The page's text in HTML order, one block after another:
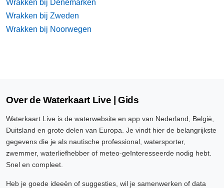
Wrakken bij Denemarken
Wrakken bij Zweden
Wrakken bij Noorwegen
Over de Waterkaart Live | Gids
Waterkaart Live is de waterwebsite en app van Nederland, België,
Duitsland en grote delen van Europa. Je vindt hier de belangrijkste
gegevens die je als nautische professional, watersporter,
zwemmer, waterliefhebber of meteo-geïnteresseerde nodig hebt.
Snel en compleet.
Heb je goede ideeën of suggesties, wil je samenwerken of data